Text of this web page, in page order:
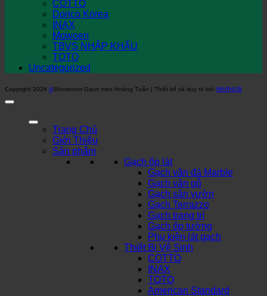
COTTO
Dorico Korea
INAX
Mowoen
TBVS NHẬP KHẨU
TOTO
Uncategorized
Copyright 2026 ©Showroom Gạch men Hoàng Tuấn | Thiết kế và duy trì bởi MARHUB
Trang Chủ
Giới Thiệu
Sản phẩm
Gạch ốp lát
Gạch vân đá Marble
Gạch vân gỗ
Gạch sân vườn
Gạch Terrazzo
Gạch trang trí
Gạch ốp tường
Phụ kiện lát gạch
Thiết Bị Vệ Sinh
COTTO
INAX
TOTO
American Standard